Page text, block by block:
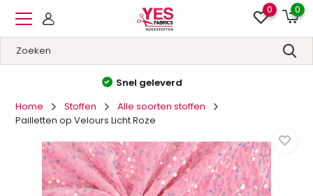
0 0
Hoge kwaliteit&Lage prijzen
Home
Stoffen
Alle soorten stoffen
Pailletten op Velours Licht Roze